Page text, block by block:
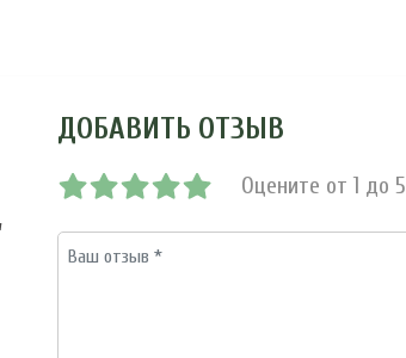
ДОБАВИТЬ ОТЗЫВ
Оцените от 1 до 5